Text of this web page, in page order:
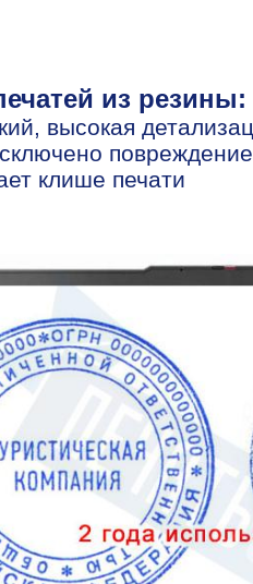
из резины:
высокая
клише печати